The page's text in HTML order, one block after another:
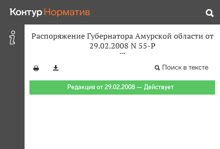
Распоряжение Губернатора Амурской области от
29.02.2008 N 55-Р
Поиск в тексте
Редакция от 29.02.2008 — Действует